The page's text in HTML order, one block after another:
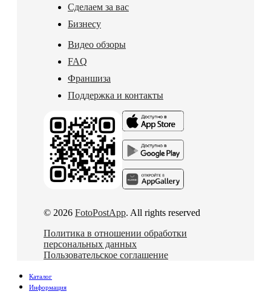
Сделаем за вас
Бизнесу
Видео обзоры
FAQ
Франшиза
Поддержка и контакты
© 2026 FotoPostApp. All rights reserved
Политика в отношении обработки
персональных данных
Пользовательское соглашение
Каталог
Информация